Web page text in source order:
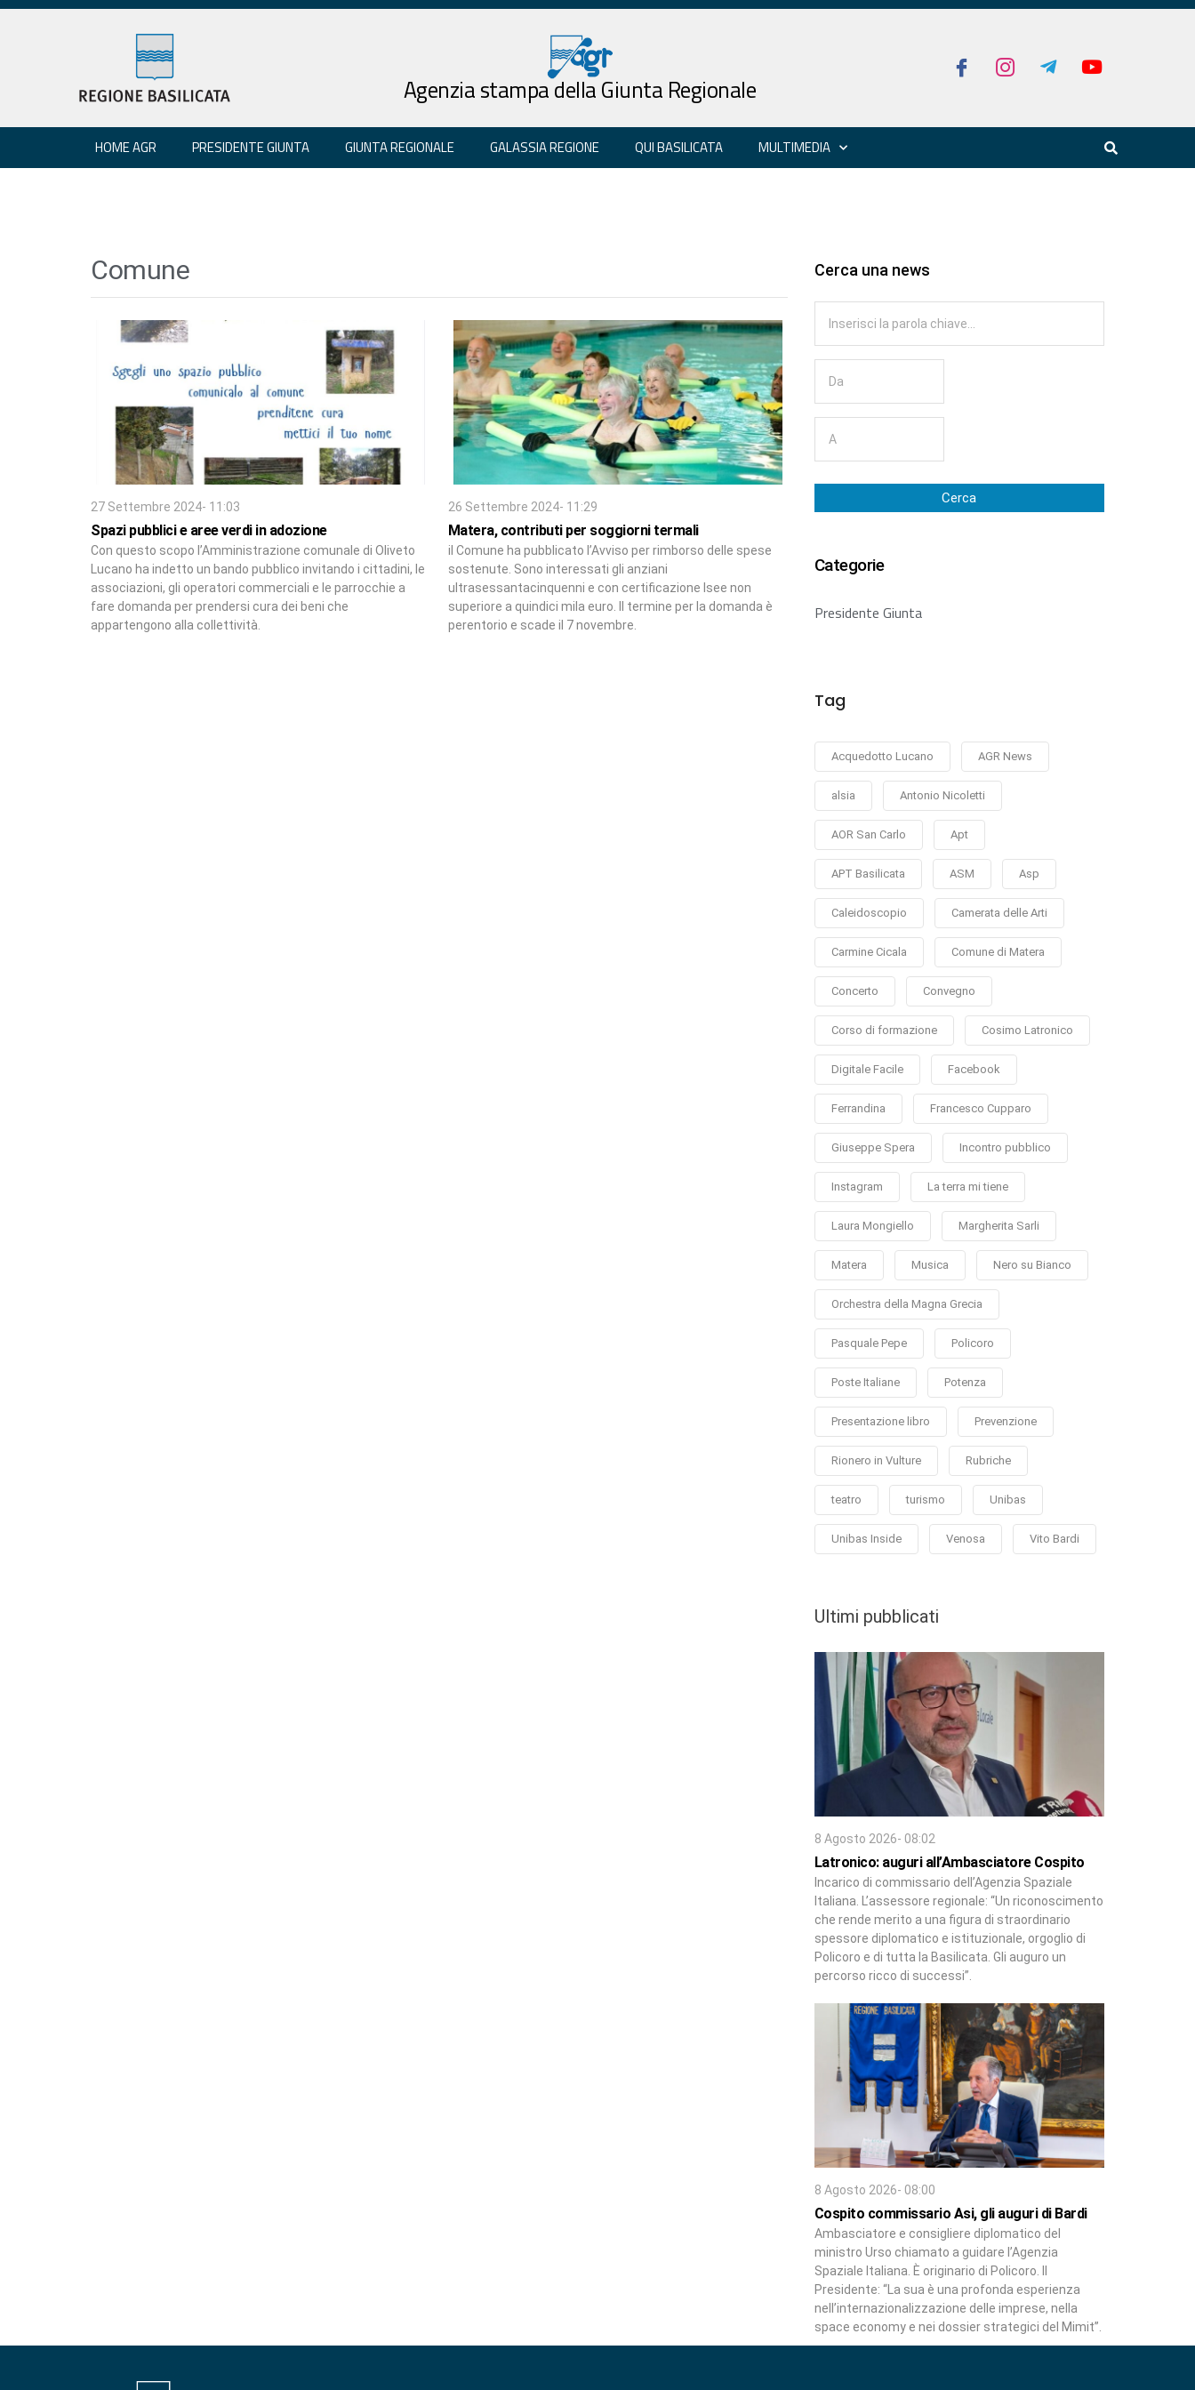
Agenzia stampa della Giunta Regionale
HOME AGR PRESIDENTE GIUNTA GIUNTA REGIONALE GALASSIA REGIONE QUI BASILICATA MULTIMEDIA
Comune
27 Settembre 2024- 11:03
Spazi pubblici e aree verdi in adozione
Con questo scopo l’Amministrazione comunale di Oliveto
Lucano ha indetto un bando pubblico invitando i cittadini, le
associazioni, gli operatori commerciali e le parrocchie a
fare domanda per prendersi cura dei beni che
appartengono alla collettività.
26 Settembre 2024- 11:29
Matera, contributi per soggiorni termali
il Comune ha pubblicato l’Avviso per rimborso delle spese
sostenute. Sono interessati gli anziani
ultrasessantacinquenni e con certificazione Isee non
superiore a quindici mila euro. Il termine per la domanda è
perentorio e scade il 7 novembre.
Cerca una news
Cerca
Categorie
Presidente Giunta
Tag
Acquedotto Lucano AGR News
alsia Antonio Nicoletti
AOR San Carlo Apt
APT Basilicata ASM Asp
Caleidoscopio Camerata delle Arti
Carmine Cicala Comune di Matera
Concerto Convegno
Corso di formazione Cosimo Latronico
Digitale Facile Facebook
Ferrandina Francesco Cupparo
Giuseppe Spera Incontro pubblico
Instagram La terra mi tiene
Laura Mongiello Margherita Sarli
Matera Musica Nero su Bianco
Orchestra della Magna Grecia
Pasquale Pepe Policoro
Poste Italiane Potenza
Presentazione libro Prevenzione
Rionero in Vulture Rubriche
teatro turismo Unibas
Unibas Inside Venosa Vito Bardi
Ultimi pubblicati
8 Agosto 2026- 08:02
Latronico: auguri all’Ambasciatore Cospito
Incarico di commissario dell’Agenzia Spaziale
Italiana. L’assessore regionale: “Un riconoscimento
che rende merito a una figura di straordinario
spessore diplomatico e istituzionale, orgoglio di
Policoro e di tutta la Basilicata. Gli auguro un
percorso ricco di successi”.
8 Agosto 2026- 08:00
Cospito commissario Asi, gli auguri di Bardi
Ambasciatore e consigliere diplomatico del
ministro Urso chiamato a guidare l’Agenzia
Spaziale Italiana. È originario di Policoro. Il
Presidente: “La sua è una profonda esperienza
nell’internazionalizzazione delle imprese, nella
space economy e nei dossier strategici del Mimit”.